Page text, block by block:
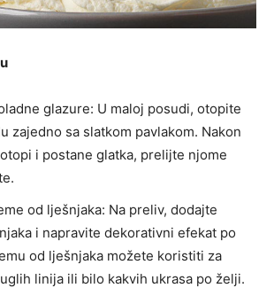
glazure: U maloj posudi, otopite
zajedno sa slatkom pavlakom. Nakon
i postane glatka, prelijte njome
od lješnjaka: Na preliv, dodajte
i napravite dekorativni efekat po
od lješnjaka možete koristiti za
linija ili bilo kakvih ukrasa po želji.